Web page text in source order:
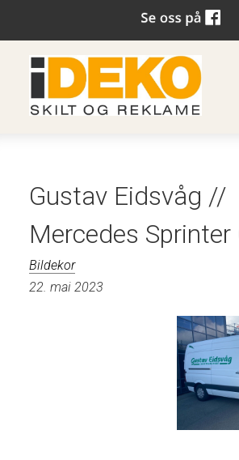
Gustav Eidsvåg //
Mercedes Sprinter
Bildekor
22. mai 2023